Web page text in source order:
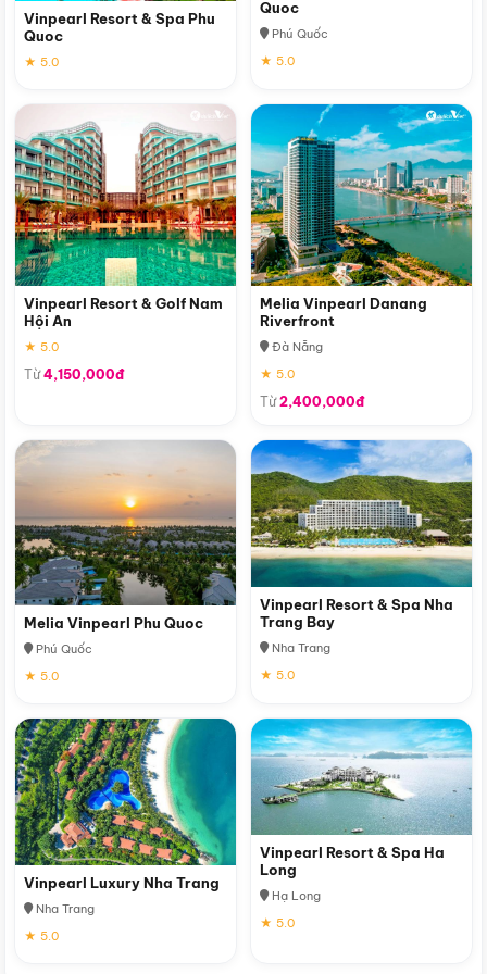
Vinpearl Resort & Spa Phu
Quoc
★ 5.0
Quoc
Phú Quốc
★ 5.0
Vinpearl Resort & Golf Nam
Hội An
★ 5.0
Từ4,150,000đ
Melia Vinpearl Danang
Riverfront
Đà Nẵng
★ 5.0
Từ2,400,000đ
Melia Vinpearl Phu Quoc
Phú Quốc
★ 5.0
Vinpearl Resort & Spa Nha
Trang Bay
Nha Trang
★ 5.0
Vinpearl Luxury Nha Trang
Nha Trang
★ 5.0
Vinpearl Resort & Spa Ha
Long
Hạ Long
★ 5.0